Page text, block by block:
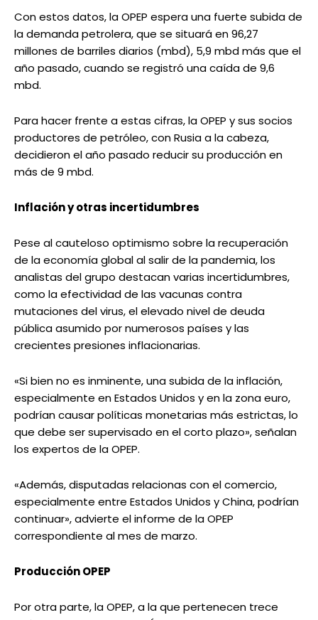
Con estos datos, la OPEP espera una fuerte subida de
la demanda petrolera, que se situará en 96,27
millones de barriles diarios (mbd), 5,9 mbd más que el
año pasado, cuando se registró una caída de 9,6
mbd.
Para hacer frente a estas cifras, la OPEP y sus socios
productores de petróleo, con Rusia a la cabeza,
decidieron el año pasado reducir su producción en
más de 9 mbd.
Inflación y otras incertidumbres
Pese al cauteloso optimismo sobre la recuperación
de la economía global al salir de la pandemia, los
analistas del grupo destacan varias incertidumbres,
como la efectividad de las vacunas contra
mutaciones del virus, el elevado nivel de deuda
pública asumido por numerosos países y las
crecientes presiones inflacionarias.
«Si bien no es inminente, una subida de la inflación,
especialmente en Estados Unidos y en la zona euro,
podrían causar políticas monetarias más estrictas, lo
que debe ser supervisado en el corto plazo», señalan
los expertos de la OPEP.
«Además, disputadas relacionas con el comercio,
especialmente entre Estados Unidos y China, podrían
continuar», advierte el informe de la OPEP
correspondiente al mes de marzo.
Producción OPEP
Por otra parte, la OPEP, a la que pertenecen trece